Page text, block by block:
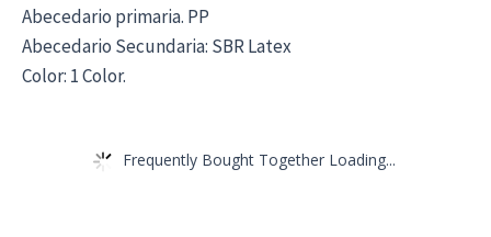
Abecedario primaria. PP
Abecedario Secundaria: SBR Latex
Color: 1 Color.
Frequently Bought Together Loading...